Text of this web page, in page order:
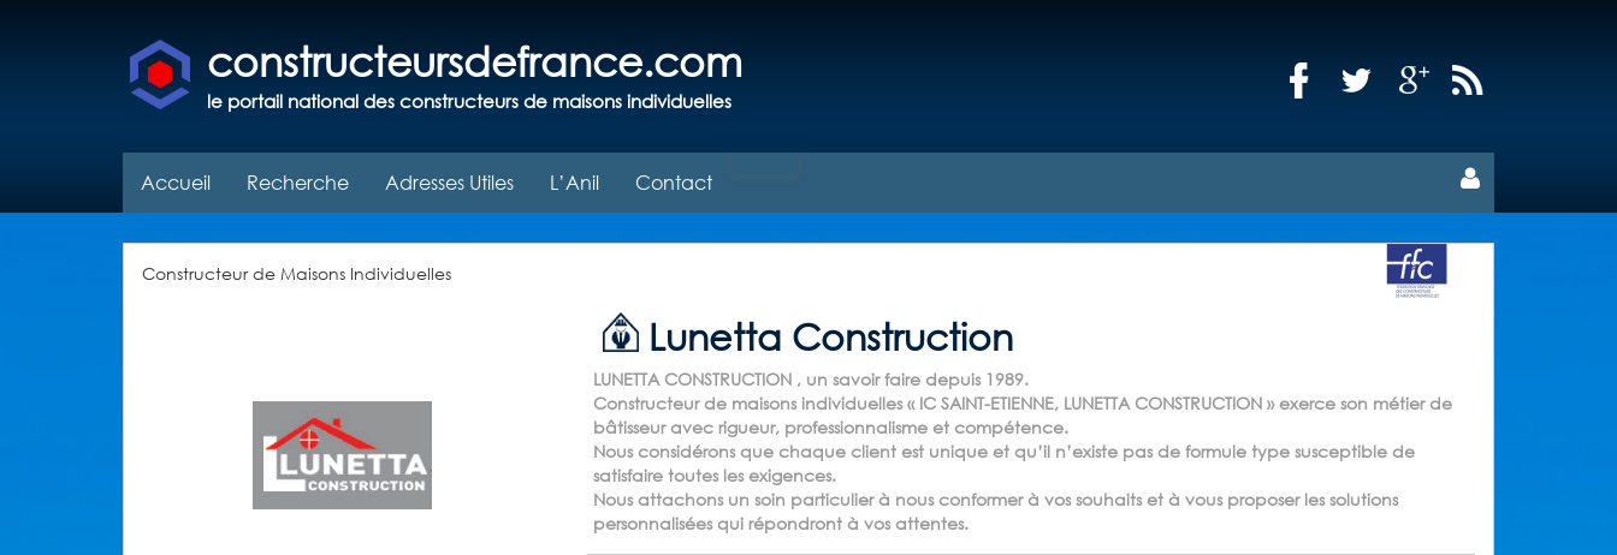
constructeursdefrance.com
le portail national des constructeurs de maisons individuelles
Accueil Recherche Adresses Utiles L’Anil Contact
Constructeur de Maisons Individuelles
Lunetta Construction
LUNETTA CONSTRUCTION , un savoir faire depuis 1989.
Constructeur de maisons individuelles « IC SAINT-ETIENNE, LUNETTA CONSTRUCTION » exerce son métier de
bâtisseur avec rigueur, professionnalisme et compétence.
Nous considérons que chaque client est unique et qu’il n’existe pas de formule type susceptible de
satisfaire toutes les exigences.
Nous attachons un soin particulier à nous conformer à vos souhaits et à vous proposer les solutions
personnalisées qui répondront à vos attentes.